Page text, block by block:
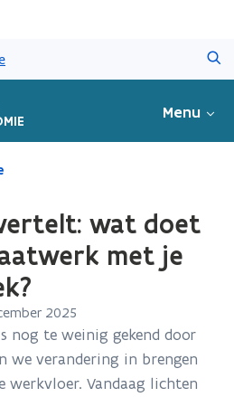
Menu
wat doet
met je
2025
nog te weinig gekend door
we verandering in brengen
werkvloer. Vandaag lichten